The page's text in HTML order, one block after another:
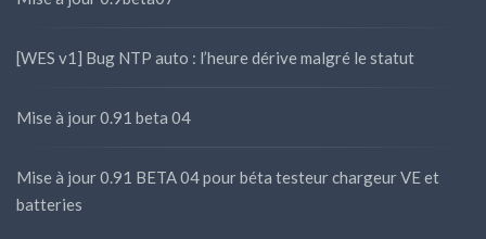
[WES v1] Bug NTP auto : l’heure dérive malgré le statut
Mise à jour 0.91 beta 04
Mise à jour 0.91 BETA 04 pour béta testeur chargeur VE et
batteries